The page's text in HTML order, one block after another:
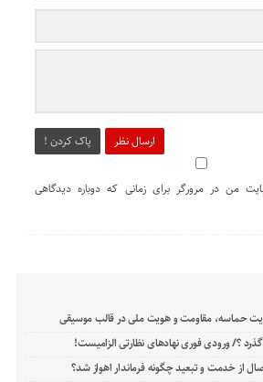
ارسال نظر پاک کردن !
من در مرورگر برای زمانی که دوباره دیدگاهی
حماسه، مقاومت و هویت ملی در قالب موسیقی
؟/ ورودی فوری نهادهای نظارتی الزامیست!
از خدمت و تبعید چگونه فرماندار اهواز شد؟